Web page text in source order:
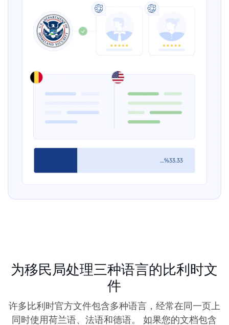
为移民局处理三种语言的比利时文
件
许多比利时官方文件包含多种语言，经常在同一页上
同时使用荷兰语、法语和德语。 如果您的文档包含